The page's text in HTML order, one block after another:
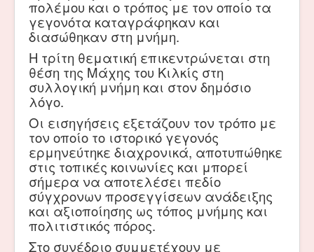
πολέμου και ο τρόπος με τον οποίο τα
γεγονότα καταγράφηκαν και
διασώθηκαν στη μνήμη.
Η τρίτη θεματική επικεντρώνεται στη
θέση της Μάχης του Κιλκίς στη
συλλογική μνήμη και στον δημόσιο
λόγο.
Οι εισηγήσεις εξετάζουν τον τρόπο με
τον οποίο το ιστορικό γεγονός
ερμηνεύτηκε διαχρονικά, αποτυπώθηκε
στις τοπικές κοινωνίες και μπορεί
σήμερα να αποτελέσει πεδίο
σύγχρονων προσεγγίσεων ανάδειξης
και αξιοποίησης ως τόπος μνήμης και
πολιτιστικός πόρος.
Στο συνέδριο συμμετέχουν με